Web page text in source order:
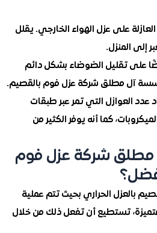
عزل الهواء الخارجي. يقلل
الضوضاء بشكل دائم
مطلق شركة عزل فوم بالقصيم.
التي تمر عبر طبقات
كما أنه يوفر الكثير من
شركة عزل فوم
الحراري بحيث تتم عملية
تستطيع أن تفعل ذلك من خلال